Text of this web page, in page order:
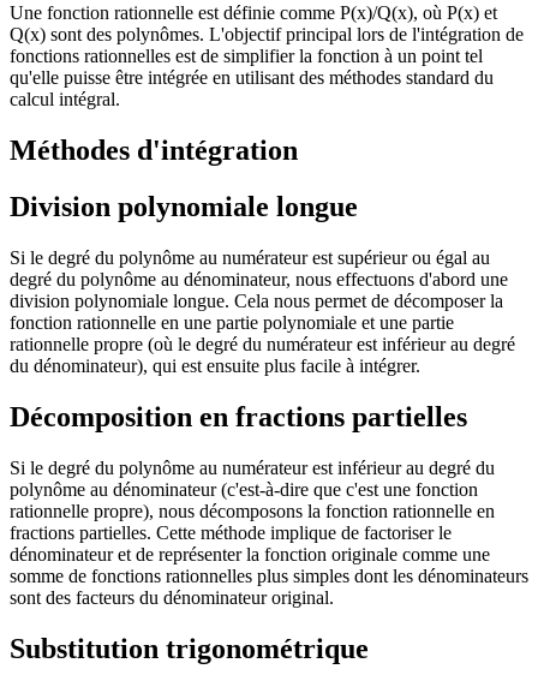
Une fonction rationnelle est définie comme P(x)/Q(x), où P(x) et
Q(x) sont des polynômes. L'objectif principal lors de l'intégration de
fonctions rationnelles est de simplifier la fonction à un point tel
qu'elle puisse être intégrée en utilisant des méthodes standard du
calcul intégral.
Méthodes d'intégration
Division polynomiale longue
Si le degré du polynôme au numérateur est supérieur ou égal au
degré du polynôme au dénominateur, nous effectuons d'abord une
division polynomiale longue. Cela nous permet de décomposer la
fonction rationnelle en une partie polynomiale et une partie
rationnelle propre (où le degré du numérateur est inférieur au degré
du dénominateur), qui est ensuite plus facile à intégrer.
Décomposition en fractions partielles
Si le degré du polynôme au numérateur est inférieur au degré du
polynôme au dénominateur (c'est-à-dire que c'est une fonction
rationnelle propre), nous décomposons la fonction rationnelle en
fractions partielles. Cette méthode implique de factoriser le
dénominateur et de représenter la fonction originale comme une
somme de fonctions rationnelles plus simples dont les dénominateurs
sont des facteurs du dénominateur original.
Substitution trigonométrique